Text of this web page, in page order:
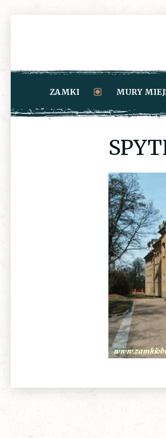
ZAMKI MURY